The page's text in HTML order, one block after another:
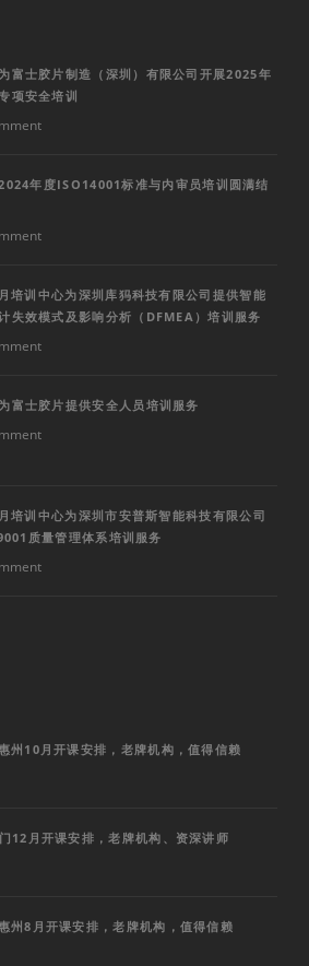
富士胶片制造（深圳）有限公司开展2025年
项安全培训
年度ISO14001标准与内审员培训圆满结
培训中心为深圳库犸科技有限公司提供智能
失效模式及影响分析（DFMEA）培训服务
富士胶片提供安全人员培训服务
培训中心为深圳市安普斯智能科技有限公司
质量管理体系培训服务
州10月开课安排，老牌机构，值得信赖
12月开课安排，老牌机构、资深讲师
州8月开课安排，老牌机构，值得信赖